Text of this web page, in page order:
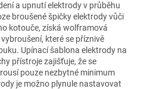
a upnutí elektrody v průběhu
broušené špičky elektrody vůči
kotouče, získá wolframová
které se příznivě
Upínací šablona elektrody na
přístroje zajišťuje, že se
pouze nezbytné minimum
je možno plynule nastavovat